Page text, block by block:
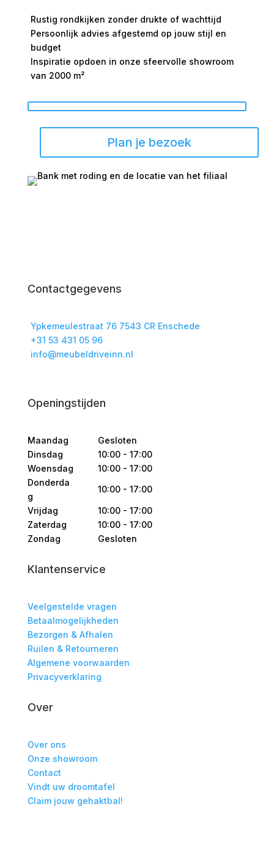
Rustig rondkijken zonder drukte of wachttijd
Persoonlijk advies afgestemd op jouw stijl en
budget
Inspiratie opdoen in onze sfeervolle showroom
van 2000 m²
Plan je bezoek
Contactgegevens
Ypkemeulestraat 76 7543 CR Enschede
+31 53 431 05 96
info@meubeldriveinn.nl
Openingstijden
Maandag
Gesloten
Dinsdag
10:00 - 17:00
Woensdag
10:00 - 17:00
Donderda
g
10:00 - 17:00
Vrijdag
10:00 - 17:00
Zaterdag
10:00 - 17:00
Zondag
Gesloten
Klantenservice
Veelgestelde vragen
Betaalmogelijkheden
Bezorgen & Afhalen
Ruilen & Retourneren
Algemene voorwaarden
Privacyverklaring
Over
Over ons
Onze showroom
Contact
Vindt uw droomtafel
Claim jouw gehaktbal!